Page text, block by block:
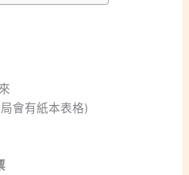
會有紙本表格)